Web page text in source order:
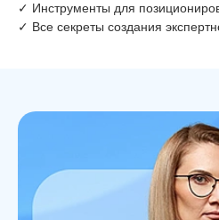
✓ Инструменты для
✓ Все секреты создания